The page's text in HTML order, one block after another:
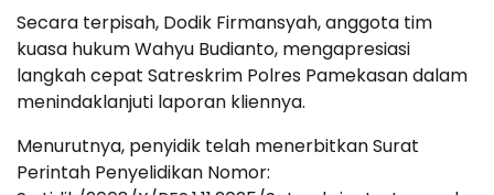
Secara terpisah, Dodik Firmansyah, anggota tim
kuasa hukum Wahyu Budianto, mengapresiasi
langkah cepat Satreskrim Polres Pamekasan dalam
menindaklanjuti laporan kliennya.
Menurutnya, penyidik telah menerbitkan Surat
Perintah Penyelidikan Nomor: